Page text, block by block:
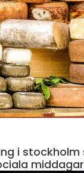
smaker,
middagar